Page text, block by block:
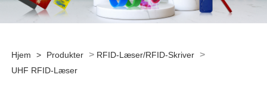
Hjem > Produkter > RFID-Læser/RFID-Skriver >
UHF RFID-Læser